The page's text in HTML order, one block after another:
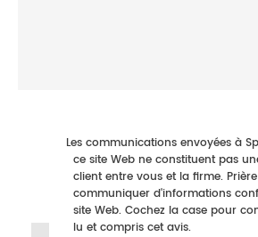
Les communications envoyées à
ce site Web ne constituent pas
client entre vous et la firme.
communiquer d'informations
site Web. Cochez la case pour
lu et compris cet avis.